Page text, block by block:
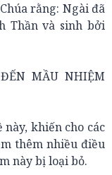
rằng: Ngài đã
Thần và sinh bởi
MẦU NHIỆM
khiến cho các
thêm nhiều điều
này bị loại bỏ.